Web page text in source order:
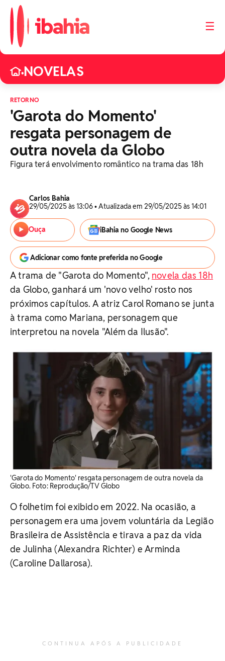
☰
•NOVELAS
RETORNO
'Garota do Momento'
resgata personagem de
outra novela da Globo
Figura terá envolvimento romântico na trama das 18h
Carlos Bahia
29/05/2025 às 13:06 • Atualizada em 29/05/2025 às 14:01
Ouça iBahia no Google News
Adicionar como fonte preferida no Google
A trama de "Garota do Momento", novela das 18h
da Globo, ganhará um 'novo velho' rosto nos
próximos capítulos. A atriz Carol Romano se junta
à trama como Mariana, personagem que
interpretou na novela "Além da Ilusão".
'Garota do Momento' resgata personagem de outra novela da
Globo. ​Foto: Reprodução/TV Globo
O folhetim foi exibido em 2022. Na ocasião, a
personagem era uma jovem voluntária da Legião
Brasileira de Assistência e tirava a paz da vida
de Julinha (Alexandra Richter) e Arminda
(Caroline Dallarosa).
CONTINUA APÓS A PUBLICIDADE